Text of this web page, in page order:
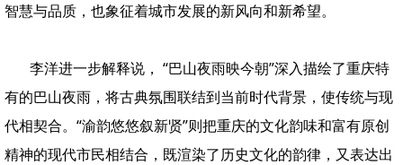
智慧与品质，也象征着城市发展的新风向和新希望。
李洋进一步解释说， “巴山夜雨映今朝”深入描绘了重庆特
有的巴山夜雨，将古典氛围联结到当前时代背景，使传统与现
代相契合。“渝韵悠悠叙新贤”则把重庆的文化韵味和富有原创
精神的现代市民相结合，既渲染了历史文化的韵律，又表达出